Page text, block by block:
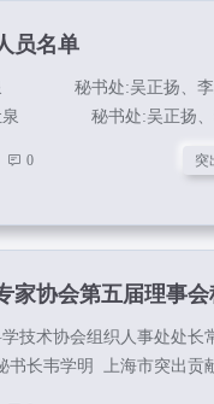
员名单
秘书处:吴正扬、李新
泉 秘书处:吴正扬、李
0 突
家协会第五届理事
技术协会组织人事处处
书长韦学明 上海市突出贡